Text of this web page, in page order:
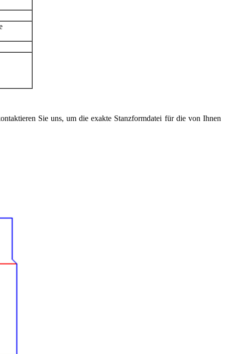
Sie uns, um die exakte Stanzformdatei für die von Ihnen